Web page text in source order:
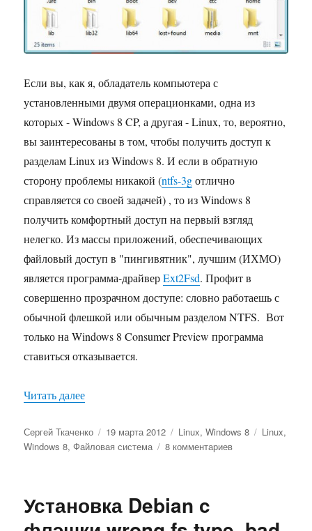
Если вы, как я, обладатель компьютера с
установленными двумя операционками, одна из
которых - Windows 8 CP, а другая - Linux, то, вероятно,
вы заинтересованы в том, чтобы получить доступ к
разделам Linux из Windows 8. И если в обратную
сторону проблемы никакой (ntfs-3gотлично
справляется со своей задачей) , то из Windows 8
получить комфортный доступ на первый взгляд
нелегко. Из массы приложений, обеспечивающих
файловый доступ в "пингивятник", лучшим (ИХМО)
является программа-драйверExt2Fsd. Профит в
совершенно прозрачном доступе: словно работаешь с
обычной флешкой или обычным разделом NTFS. Вот
только на Windows 8 Consumer Preview программа
ставиться отказывается.
Читать далее«Как достучаться до Linux-овых разделов из
Автор
Сергей Ткаченко Опубликовано
19 марта 2012 Рубрики
Linux,Windows 8 Метки
Linux,
Windows 8,Файловая система 8 комментариевк
Установка Debian c